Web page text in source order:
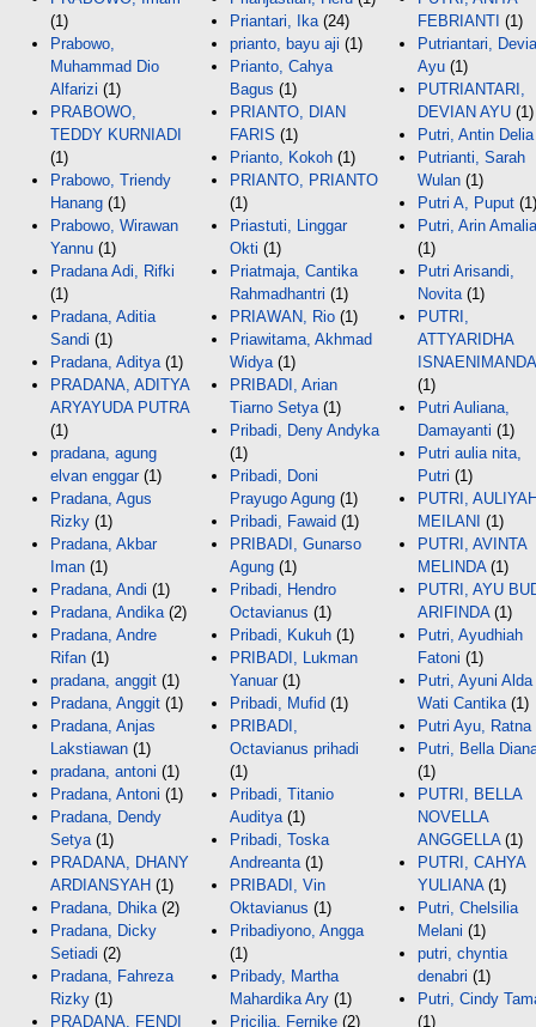
(1)
Prabowo,
Muhammad Dio
Alfarizi (1)
PRABOWO,
TEDDY KURNIADI
(1)
Prabowo, Triendy
Hanang (1)
Prabowo, Wirawan
Yannu (1)
Pradana Adi, Rifki
(1)
Pradana, Aditia
Sandi (1)
Pradana, Aditya (1)
PRADANA, ADITYA
ARYAYUDA PUTRA
(1)
pradana, agung
elvan enggar(1)
Pradana, Agus
Rizky (1)
Pradana, Akbar
Iman (1)
Pradana, Andi (1)
Pradana, Andika (2)
Pradana, Andre
Rifan (1)
pradana, anggit (1)
Pradana, Anggit (1)
Pradana, Anjas
Lakstiawan (1)
pradana, antoni (1)
Pradana, Antoni (1)
Pradana, Dendy
Setya (1)
PRADANA, DHANY
ARDIANSYAH (1)
Pradana, Dhika (2)
Pradana, Dicky
Setiadi (2)
Pradana, Fahreza
Rizky (1)
PRADANA, FENDI
Priantari, Ika (24)
prianto, bayu aji (1)
Prianto, Cahya
Bagus (1)
PRIANTO, DIAN
FARIS (1)
Prianto, Kokoh (1)
PRIANTO, PRIANTO
(1)
Priastuti, Linggar
Okti (1)
Priatmaja, Cantika
Rahmadhantri (1)
PRIAWAN, Rio (1)
Priawitama, Akhmad
Widya (1)
PRIBADI, Arian
Tiarno Setya (1)
Pribadi, Deny Andyka
(1)
Pribadi, Doni
Prayugo Agung (1)
Pribadi, Fawaid (1)
PRIBADI, Gunarso
Agung (1)
Pribadi, Hendro
Octavianus (1)
Pribadi, Kukuh (1)
PRIBADI, Lukman
Yanuar(1)
Pribadi, Mufid (1)
PRIBADI,
Octavianus prihadi
(1)
Pribadi, Titanio
Auditya (1)
Pribadi, Toska
Andreanta (1)
PRIBADI, Vin
Oktavianus (1)
Pribadiyono, Angga
(1)
Pribady, Martha
Mahardika Ary (1)
Pricilia, Fernike (2)
FEBRIANTI (1)
Putriantari,
Ayu (1)
PUTRIANTARI,
DEVIAN AYU (1)
Putri, Antin Delia
Putrianti, Sarah
Wulan (1)
Putri A, Puput (1)
Putri, Arin Amalia
(1)
Putri Arisandi,
Novita (1)
PUTRI,
ATTYARIDHA
ISNAENIMANDA
(1)
Putri Auliana,
Damayanti (1)
Putri aulia nita,
Putri (1)
PUTRI,
MEILANI (1)
PUTRI, AVINTA
MELINDA(1)
PUTRI, AYU
ARIFINDA(1)
Putri, Ayudhiah
Fatoni (1)
Putri, Ayuni Alda
Wati Cantika (1)
Putri Ayu, Ratna
Putri, Bella
(1)
PUTRI, BELLA
NOVELLA
ANGGELLA(1)
PUTRI, CAHYA
YULIANA(1)
Putri, Chelsilia
Melani (1)
putri, chyntia
denabri (1)
Putri, Cindy
(1)